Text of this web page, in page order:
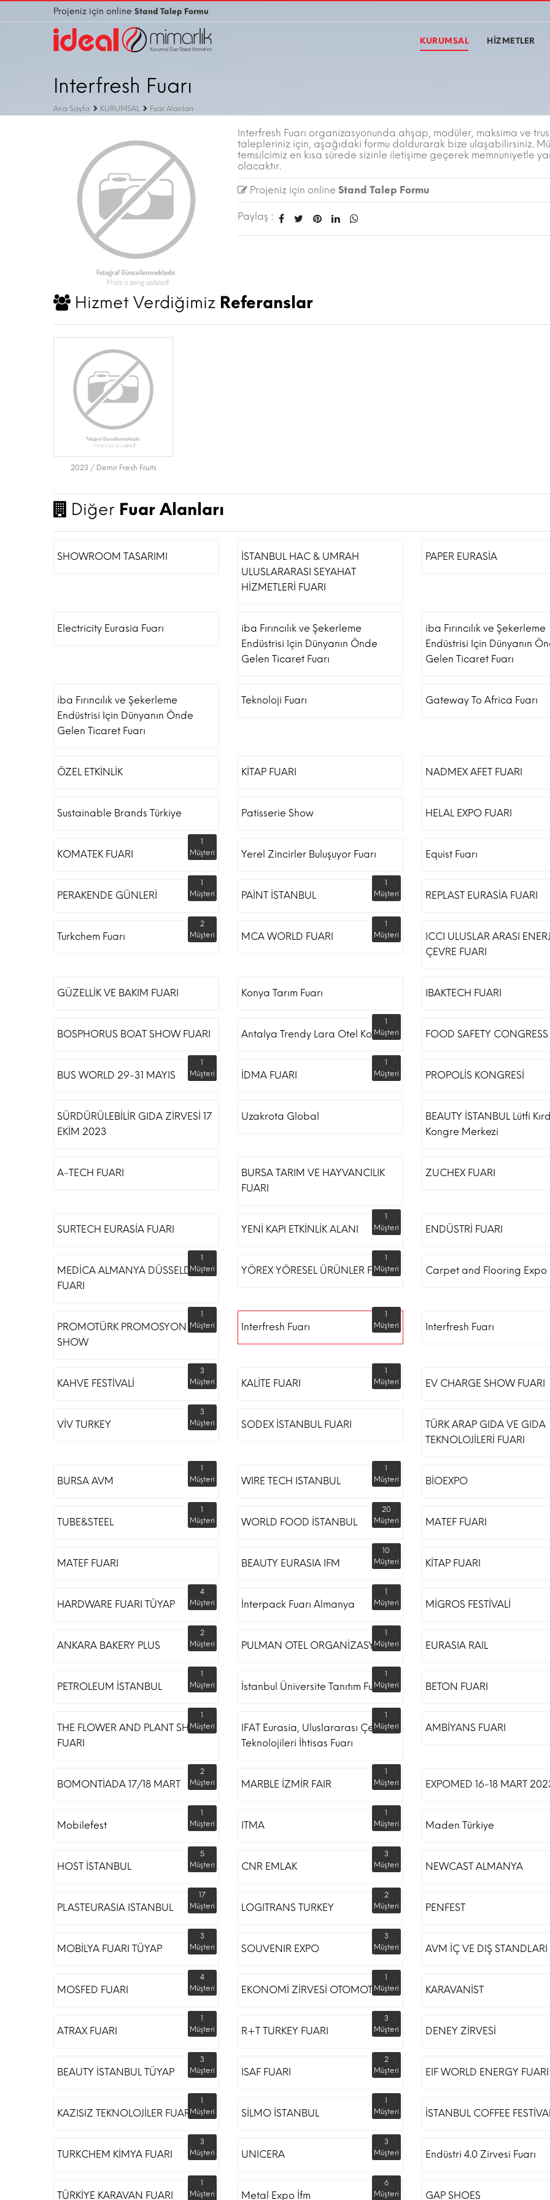
Projeniz için online Stand Talep Formu
KURUMSAL HİZMETLER
Interfresh Fuarı
Ana Sayfa KURUMSAL Fuar Alanları
Interfresh Fuarı organizasyonunda ahşap, modüler, maksima ve
talepleriniz için, aşağıdaki formu doldurarak bize ulaşabilirsiniz.
temsilcimiz en kısa sürede sizinle iletişime geçerek memnuniyetle
olacaktır.
Projeniz için online Stand Talep Formu
Paylaş :
Hizmet Verdiğimiz Referanslar
2023 / Demir Fresh Fruits
Diğer Fuar Alanları
SHOWROOM TASARIMI
İSTANBUL HAC & UMRAH
ULUSLARARASI SEYAHAT
HİZMETLERİ FUARI
PAPER EURASİA
Electricity Eurasia Fuarı
iba Fırıncılık ve Şekerleme
Endüstrisi Için Dünyanın Önde
Gelen Ticaret Fuarı
iba Fırıncılık ve Şekerleme
Endüstrisi Için Dünyanın
Gelen Ticaret Fuarı
iba Fırıncılık ve Şekerleme
Endüstrisi Için Dünyanın Önde
Gelen Ticaret Fuarı
Teknoloji Fuarı Gateway To Africa Fuarı
ÖZEL ETKİNLİK KİTAP FUARI NADMEX AFET FUARI
Sustainable Brands Türkiye Patisserie Show HELAL EXPO FUARI
KOMATEK FUARI
1
Müşteri
Yerel Zincirler Buluşuyor Fuarı Equist Fuarı
PERAKENDE GÜNLERİ
1
Müşteri
PAİNT İSTANBUL
1
Müşteri
REPLAST EURASİA FUARI
Turkchem Fuarı
2
Müşteri
MCA WORLD FUARI
1
Müşteri
ICCI ULUSLAR ARASI
ÇEVRE FUARI
GÜZELLİK VE BAKIM FUARI Konya Tarım Fuarı IBAKTECH FUARI
BOSPHORUS BOAT SHOW FUARI Antalya Trendy Lara Otel Kongre
1
Müşteri
FOOD SAFETY CONGRESS
BUS WORLD 29-31 MAYIS
1
Müşteri
İDMA FUARI
1
Müşteri
PROPOLİS KONGRESİ
SÜRDÜRÜLEBİLİR GIDA ZİRVESİ 17
EKİM 2023
Uzakrota Global
BEAUTY İSTANBUL Lütfi
Kongre Merkezi
A-TECH FUARI
BURSA TARIM VE HAYVANCILIK
FUARI
ZUCHEX FUARI
SURTECH EURASİA FUARI YENİ KAPI ETKİNLİK ALANI
1
Müşteri
ENDÜSTRİ FUARI
MEDİCA ALMANYA DÜSSELDORF
FUARI
1
Müşteri
YÖREX YÖRESEL ÜRÜNLER FUARI
1
Müşteri
Carpet and Flooring Expo
PROMOTÜRK PROMOSYON
SHOW
1
Müşteri
Interfresh Fuarı
1
Müşteri
Interfresh Fuarı
KAHVE FESTİVALİ
3
Müşteri
KALİTE FUARI
1
Müşteri
EV CHARGE SHOW FUARI
VİV TURKEY
3
Müşteri
SODEX İSTANBUL FUARI
TÜRK ARAP GIDA VE GIDA
TEKNOLOJİLERİ FUARI
BURSA AVM
1
Müşteri
WIRE TECH ISTANBUL
1
Müşteri
BİOEXPO
TUBE&STEEL
1
Müşteri
WORLD FOOD İSTANBUL
20
Müşteri
MATEF FUARI
MATEF FUARI BEAUTY EURASIA IFM
10
Müşteri
KİTAP FUARI
HARDWARE FUARI TÜYAP
4
Müşteri
İnterpack Fuarı Almanya
1
Müşteri
MİGROS FESTİVALİ
ANKARA BAKERY PLUS
2
Müşteri
PULMAN OTEL ORGANİZASYON
1
Müşteri
EURASIA RAIL
PETROLEUM İSTANBUL
1
Müşteri
İstanbul Üniversite Tanıtım Fuarı
1
Müşteri
BETON FUARI
THE FLOWER AND PLANT SHOW
FUARI
1
Müşteri
IFAT Eurasia, Uluslararası Çevre
Teknolojileri İhtisas Fuarı
1
Müşteri
AMBİYANS FUARI
BOMONTİADA 17/18 MART
2
Müşteri
MARBLE İZMİR FAIR
1
Müşteri
EXPOMED 16-18 MART
Mobilefest
1
Müşteri
ITMA
1
Müşteri
Maden Türkiye
HOST İSTANBUL
5
Müşteri
CNR EMLAK
3
Müşteri
NEWCAST ALMANYA
PLASTEURASIA ISTANBUL
17
Müşteri
LOGITRANS TURKEY
2
Müşteri
PENFEST
MOBİLYA FUARI TÜYAP
3
Müşteri
SOUVENIR EXPO
3
Müşteri
AVM İÇ VE DIŞ STANDLARI
MOSFED FUARI
4
Müşteri
EKONOMİ ZİRVESİ OTOMOTİV
1
Müşteri
KARAVANİST
ATRAX FUARI
1
Müşteri
R+T TURKEY FUARI
3
Müşteri
DENEY ZİRVESİ
BEAUTY İSTANBUL TÜYAP
3
Müşteri
ISAF FUARI
2
Müşteri
EIF WORLD ENERGY FUARI
KAZISIZ TEKNOLOJİLER FUARI
1
Müşteri
SİLMO İSTANBUL
1
Müşteri
İSTANBUL COFFEE
TURKCHEM KİMYA FUARI
3
Müşteri
UNICERA
3
Müşteri
Endüstri 4.0 Zirvesi Fuarı
TÜRKİYE KARAVAN FUARI
1
Müşteri
Metal Expo İfm
6
Müşteri
GAP SHOES